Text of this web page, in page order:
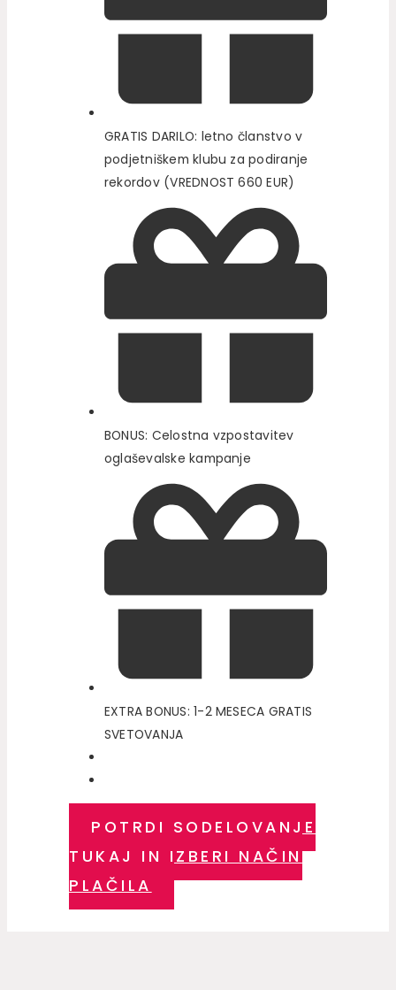
GRATIS DARILO: letno članstvo v
podjetniškem klubu za podiranje
rekordov (VREDNOST 660 EUR)
BONUS: Celostna vzpostavitev
oglaševalske kampanje
EXTRA BONUS: 1-2 MESECA GRATIS
SVETOVANJA
POTRDI SODELOVANJE
TUKAJ IN IZBERI NAČIN
PLAČILA